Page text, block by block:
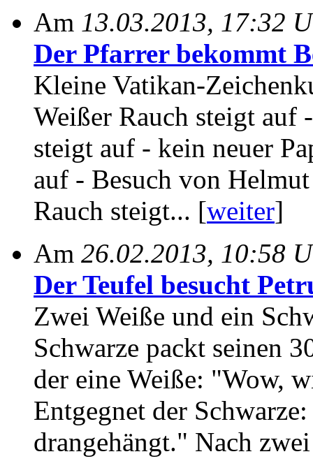
Am 13.03.2013, 17:32
Der Pfarrer bekommt
Kleine Vatikan-
Weißer Rauch steigt auf
steigt auf - kein neuer
auf - Besuch von
Rauch steigt... [weiter]
Am 26.02.2013, 10:58
Der Teufel besucht
Zwei Weiße und ein
Schwarze packt seinen
der eine Weiße: "Wow,
Entgegnet der
drangehängt." Nach